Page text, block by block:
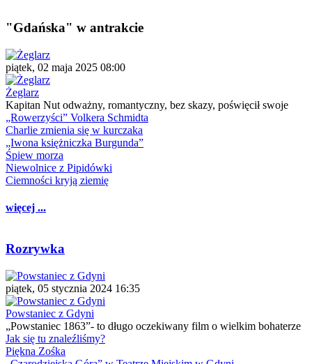
"Gdańska" w antrakcie
piątek, 02 maja 2025 08:00
Żeglarz
Kapitan Nut odważny, romantyczny, bez skazy, poświęcił swoje
„Rowerzyści” Volkera Schmidta
Charlie zmienia się w kurczaka
„Iwona księżniczka Burgunda”
Śpiew morza
Niewolnice z Pipidówki
Ciemności kryją ziemię
więcej ...
Rozrywka
piątek, 05 stycznia 2024 16:35
Powstaniec z Gdyni
„Powstaniec 1863”- to długo oczekiwany film o wielkim bohaterze
Jak się tu znaleźliśmy?
Piękna Zośka